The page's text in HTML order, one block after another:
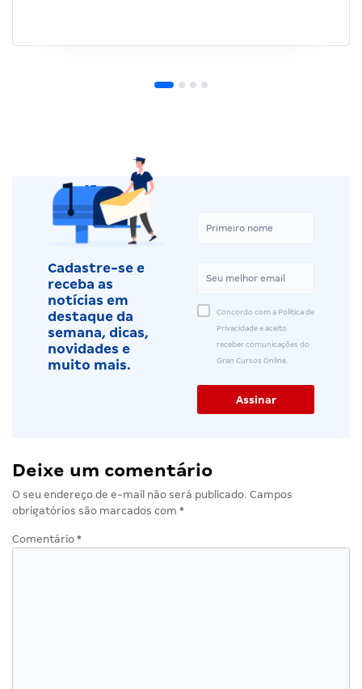
Cadastre-se e
receba as
notícias em
destaque da
semana, dicas,
novidades e
muito mais.
Concordo com a Política de
Privacidade e aceito
receber comunicações do
Gran Cursos Online.
Deixe um comentário
O seu endereço de e-mail não será publicado. Campos
obrigatórios são marcados com *
Comentário *